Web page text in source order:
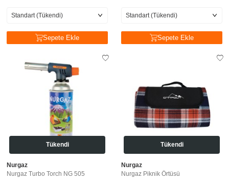
Sepete Ekle Sepete Ekle
Tükendi
Nurgaz
Nurgaz Turbo Torch NG 505
Tükendi
Nurgaz
Nurgaz Piknik Örtüsü